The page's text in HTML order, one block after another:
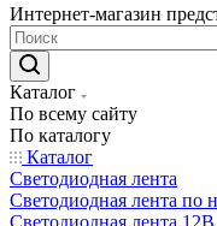
Интернет-магазин
Каталог
По всему сайту
По каталогу
Каталог
Светодиодная лента
Светодиодная лента по
Светодиодная лента 12В